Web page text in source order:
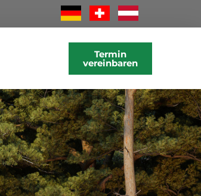
Termin
vereinbaren